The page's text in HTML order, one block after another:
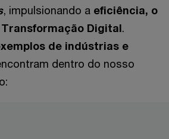
, impulsionando a eficiência, o
Digital.
de indústrias e
dentro do nosso